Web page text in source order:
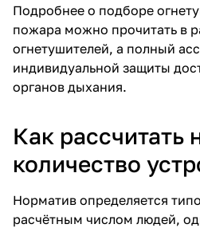
Подробнее о подборе
пожара можно прочитать в
огнетушителей, а полный
индивидуальной защиты
органов дыхания.
Как рассчитать
количество
Норматив определяется
расчётным числом людей,